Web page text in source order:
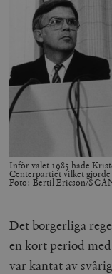
Inför valet 1985 hade
Centerpartiet vilket
Foto: Bertil Ericson/
Det borgerliga
en kort period
var kantat av